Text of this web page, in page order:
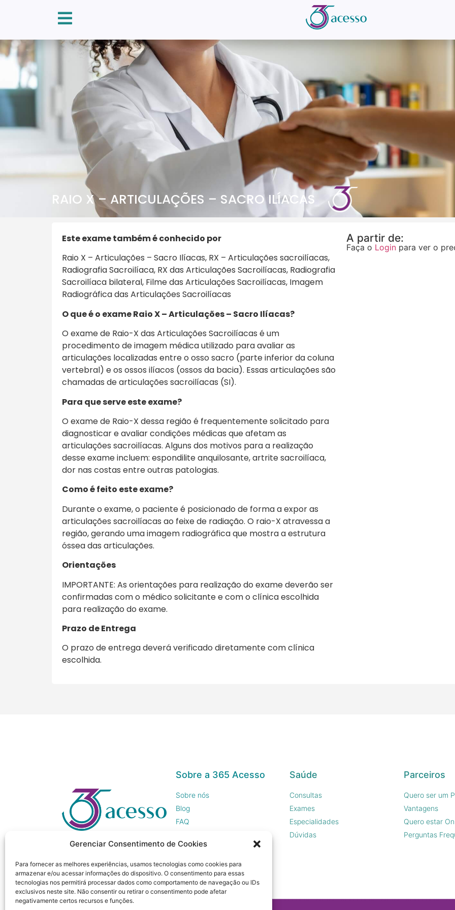
Gerenciar Consentimento de Cookies
Para fornecer as melhores experiências, usamos tecnologias como cookies para
armazenar e/ou acessar informações do dispositivo. O consentimento para essas
tecnologias nos permitirá processar dados como comportamento de navegação ou IDs
exclusivos neste site. Não consentir ou retirar o consentimento pode afetar
negativamente certos recursos e funções.
RAIO X – ARTICULAÇÕES – SACRO ILÍACAS
Este exame também é conhecido por
Raio X – Articulações – Sacro Ilíacas, RX – Articulações sacroilíacas,
Radiografia Sacroilíaca, RX das Articulações Sacroilíacas, Radiografia
Sacroilíaca bilateral, Filme das Articulações Sacroilíacas, Imagem
Radiográfica das Articulações Sacroilíacas
O que é o exame Raio X – Articulações – Sacro Ilíacas?
O exame de Raio-X das Articulações Sacroilíacas é um
procedimento de imagem médica utilizado para avaliar as
articulações localizadas entre o osso sacro (parte inferior da coluna
vertebral) e os ossos ilíacos (ossos da bacia). Essas articulações são
chamadas de articulações sacroilíacas (SI).
Para que serve este exame?
O exame de Raio-X dessa região é frequentemente solicitado para
diagnosticar e avaliar condições médicas que afetam as
articulações sacroilíacas. Alguns dos motivos para a realização
desse exame incluem: espondilite anquilosante, artrite sacroilíaca,
dor nas costas entre outras patologias.
Como é feito este exame?
Durante o exame, o paciente é posicionado de forma a expor as
articulações sacroilíacas ao feixe de radiação. O raio-X atravessa a
região, gerando uma imagem radiográfica que mostra a estrutura
óssea das articulações.
Orientações
IMPORTANTE: As orientações para realização do exame deverão ser
confirmadas com o médico solicitante e com o clínica escolhida
para realização do exame.
Prazo de Entrega
O prazo de entrega deverá verificado diretamente com clínica
escolhida.
A partir de:
Faça o Login para ver o
Sobre a 365 Acesso
Sobre nós
Blog
FAQ
Imprensa
Saúde
Consultas
Exames
Especialidades
Dúvidas
Parceiros
Quero ser um
Vantagens
Quero estar
Perguntas